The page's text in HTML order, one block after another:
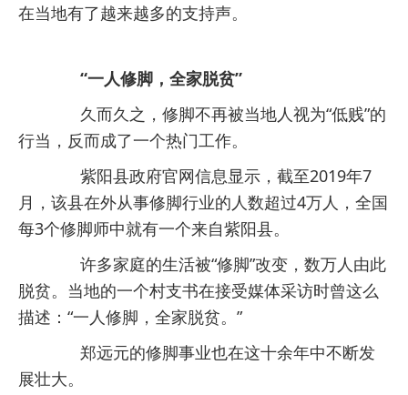
在当地有了越来越多的支持声。
“一人修脚，全家脱贫”
久而久之，修脚不再被当地人视为“低贱”的
行当，反而成了一个热门工作。
紫阳县政府官网信息显示，截至2019年7
月，该县在外从事修脚行业的人数超过4万人，全国
每3个修脚师中就有一个来自紫阳县。
许多家庭的生活被“修脚”改变，数万人由此
脱贫。当地的一个村支书在接受媒体采访时曾这么
描述：“一人修脚，全家脱贫。”
郑远元的修脚事业也在这十余年中不断发
展壮大。